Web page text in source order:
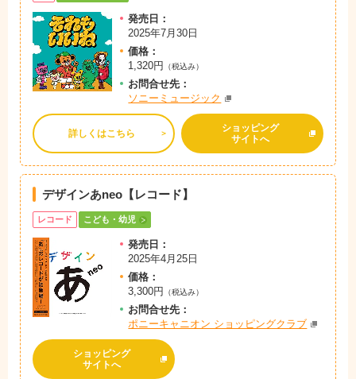
発売日：
2025年7月30日
価格：
1,320円
（税込み）
お問合せ先：
ソニーミュージック
詳しくはこちら
ショッピング
サイトへ
デザインあneo【レコード】
レコード こども・幼児
発売日：
2025年4月25日
価格：
3,300円
（税込み）
お問合せ先：
ポニーキャニオン ショッピングクラブ
ショッピング
サイトへ